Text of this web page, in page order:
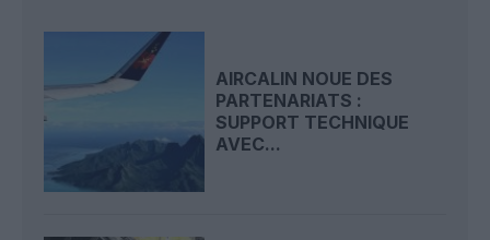
AIRCALIN NOUE DES
PARTENARIATS :
SUPPORT TECHNIQUE
AVEC...